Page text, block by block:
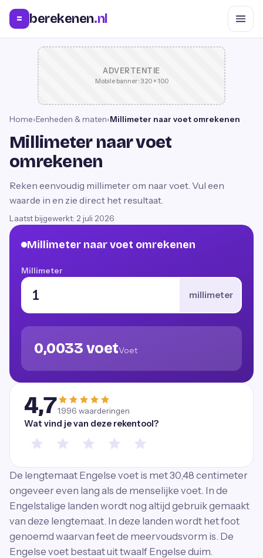
= berekenen.nl
ADVERTENTIE
Mobile banner · 320 × 100
Home›Eenheden & maten›Millimeter naar voet omrekenen
Millimeter naar voet
omrekenen
Reken eenvoudig millimeter om naar voet. Vul een
waarde in en zie direct het resultaat.
Laatst bijgewerkt: 2 juli 2026
Millimeter naar voet omrekenen
Millimeter
millimeter
0,0033 voetVoet
4,71.996 waarderingen
Wat vind je van deze rekentool?
De lengtemaat Engelse voet is met 30,48 centimeter
ongeveer even lang als de menselijke voet. In de
Engelstalige landen wordt nog altijd gebruik gemaakt
van deze lengtemaat. In deze landen wordt het foot
genoemd waarvan feet de meervoudsvorm is. De
Engelse voet bestaat uit twaalf Engelse duim.